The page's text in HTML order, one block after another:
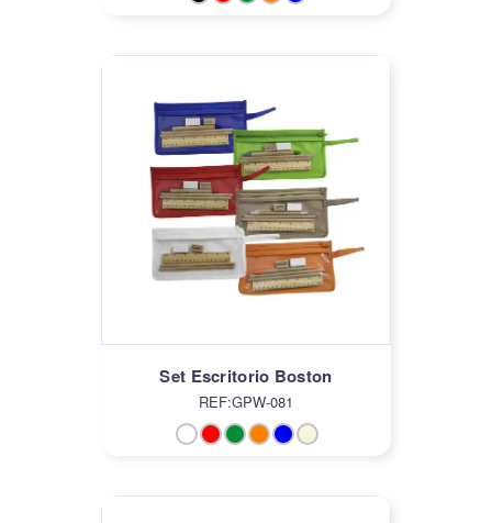
Set Escritorio Boston
REF:GPW-081